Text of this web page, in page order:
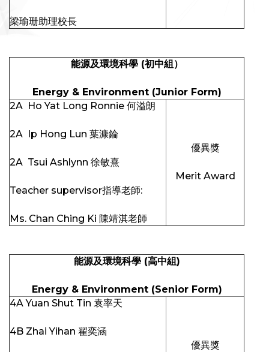
梁瑜珊助理校長
能源及環境科學(初中組）
Energy & Environment (Junior Form)
2A Ho Yat Long Ronnie 何溢朗
2A Ip Hong Lun 葉漮錀
2A Tsui Ashlynn 徐敏熹
Teacher supervisor指導老師:
Ms. Chan Ching Ki 陳靖淇老師
優異獎
Merit Award
能源及環境科學(高中組)
Energy & Environment (Senior Form)
4A Yuan Shut Tin 袁率天
4B Zhai Yihan 翟奕涵
優異獎